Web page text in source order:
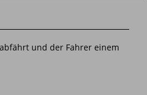
und der Fahrer einem